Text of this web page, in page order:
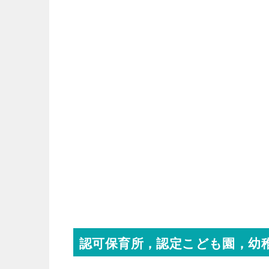
認可保育所，認定こども園，幼